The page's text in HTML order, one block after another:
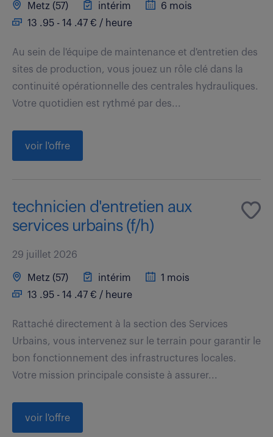
Metz (57) intérim
6 mois
13 .95 - 14 .47 € / heure
Au sein de l'équipe de maintenance et d'entretien des
sites de production, vous jouez un rôle clé dans la
continuité opérationnelle des centrales hydrauliques.
Votre quotidien est rythmé par des...
voir l'offre
technicien d'entretien aux
services urbains (f/h)
29 juillet 2026
Metz (57) intérim
1 mois
13 .95 - 14 .47 € / heure
Rattaché directement à la section des Services
Urbains, vous intervenez sur le terrain pour garantir le
bon fonctionnement des infrastructures locales.
Votre mission principale consiste à assurer...
voir l'offre